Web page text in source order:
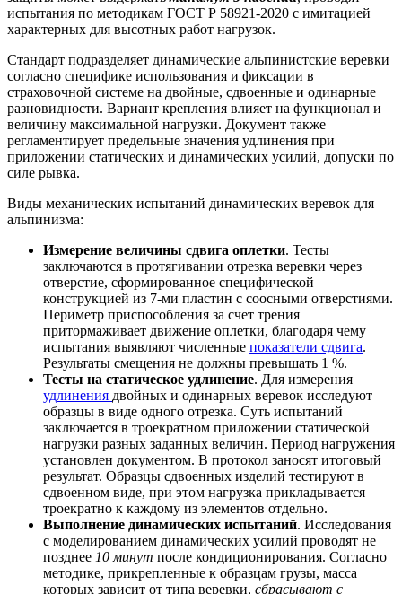
испытания по методикам ГОСТ Р 58921-2020 с имитацией
характерных для высотных работ нагрузок.
Стандарт подразделяет динамические альпинистские веревки
согласно специфике использования и фиксации в
страховочной системе на двойные, сдвоенные и одинарные
разновидности. Вариант крепления влияет на функционал и
величину максимальной нагрузки. Документ также
регламентирует предельные значения удлинения при
приложении статических и динамических усилий, допуски по
силе рывка.
Виды механических испытаний динамических веревок для
альпинизма:
Измерение величины сдвига оплетки. Тесты
заключаются в протягивании отрезка веревки через
отверстие, сформированное специфической
конструкцией из 7-ми пластин с соосными отверстиями.
Периметр приспособления за счет трения
притормаживает движение оплетки, благодаря чему
испытания выявляют численные показатели сдвига.
Результаты смещения не должны превышать 1 %.
Тесты на статическое удлинение. Для измерения
удлинения двойных и одинарных веревок исследуют
образцы в виде одного отрезка. Суть испытаний
заключается в троекратном приложении статической
нагрузки разных заданных величин. Период нагружения
установлен документом. В протокол заносят итоговый
результат. Образцы сдвоенных изделий тестируют в
сдвоенном виде, при этом нагрузка прикладывается
троекратно к каждому из элементов отдельно.
Выполнение динамических испытаний. Исследования
с моделированием динамических усилий проводят не
позднее 10 минут после кондиционирования. Согласно
методике, прикрепленные к образцам грузы, масса
которых зависит от типа веревки, сбрасывают с